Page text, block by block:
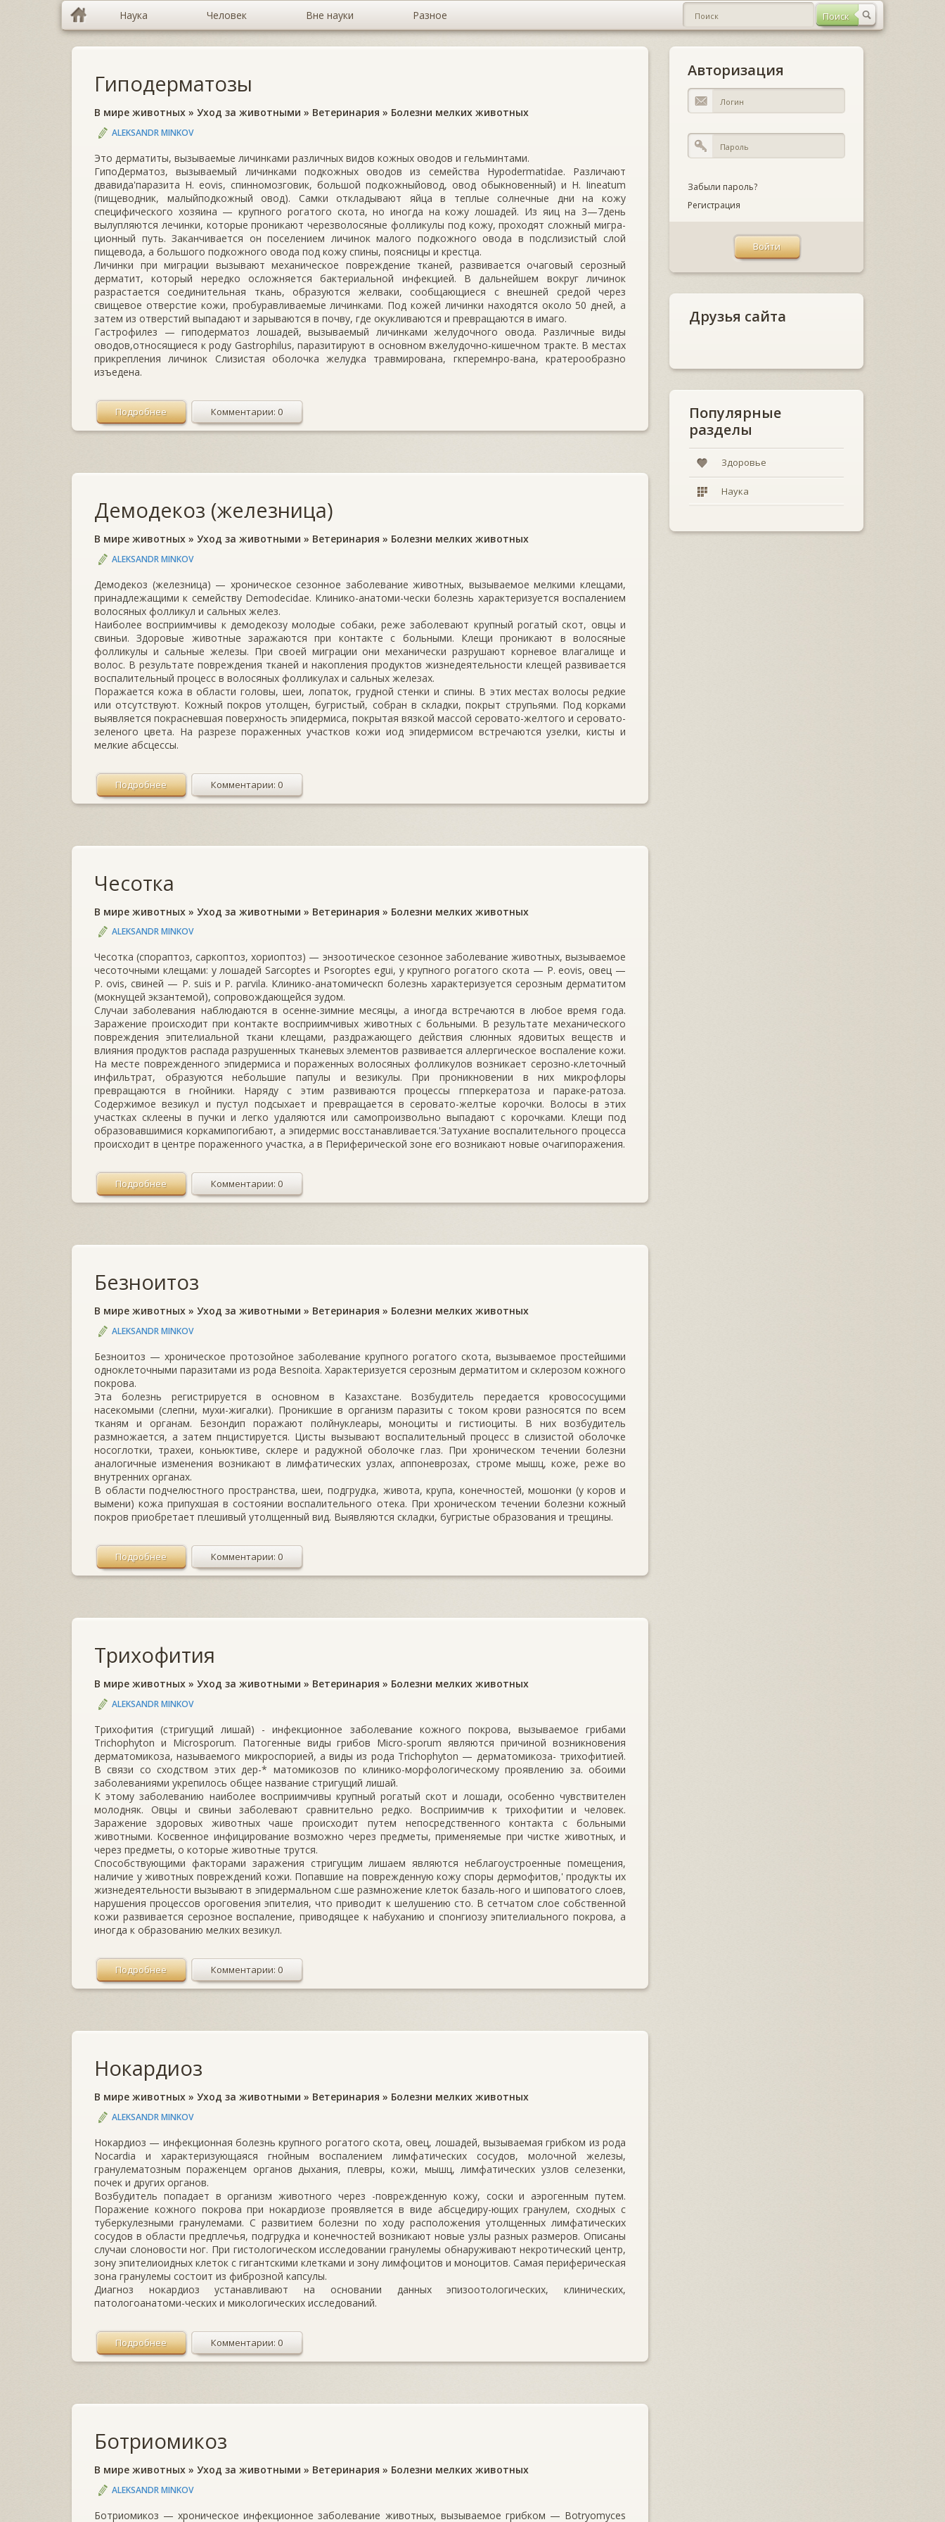
Наука Человек Вне науки Разное
Гиподерматозы
В мире животных » Уход за животными » Ветеринария » Болезни мелких животных
ALEKSANDR MINKOV
Это дерматиты, вызываемые личинками различных видов кожных оводов и гельминтами.
ГипоДерматоз, вызываемый личинками подкож­ных оводов из семейства Hypodermatidae. Различают
двавида'паразита Н. eovis, спинномозговик, большой подкожныйовод, овод обыкновенный) и Н. Iineatum
(пищеводник, малыйподкожный овод). Самки откладывают яйца в теплые сол­нечные дни на кожу
специфического хозяина — крупного ро­гатого скота, но иногда на кожу лошадей. Из яиц на 3—7день
вылупляются лечинки, которые проникают черезволосяные фолликулы под кожу, проходят сложный мигра­
ционный путь. Заканчивается он поселением личинок мало­го подкожного овода в подслизистый слой
пищевода, а боль­шого подкожного овода под кожу спины, поясницы и крестца.
Личинки при миграции вызывают механическое повреж­дение тканей, развивается очаговый серозный
дерматит, ко­торый нередко осложняется бактериальной инфекцией. В дальнейшем вокруг личинок
разрастается соединительная ткань, образуются желваки, сообщающиеся с внешней средой через
свищевое отверстие кожи, пробуравливаемые личин­ками. Под кожей личинки находятся около 50 дней, а
затем из отверстий выпадают и зарываются в почву, где окукли­ваются и превращаются в имаго.
Гастрофилез — гиподерматоз лошадей, вызыва­емый личинками желудочного овода. Различные виды
оводов,относящиеся к роду Gastrophilus, паразитируют в основном вжелудочно-кишечном тракте. В местах
прикрепления личи­нок Слизистая оболочка желудка травмирована, гкперемнро-вана, кратерообразно
изъедена.
Подробнее Комментарии: 0
Демодекоз (железница)
В мире животных » Уход за животными » Ветеринария » Болезни мелких животных
ALEKSANDR MINKOV
Демодекоз (железница) — хроническое сезонное заболевание животных, вызываемое мелкими клещами,
при­надлежащими к семейству Demodecidae. Клинико-анатоми-чески болезнь характеризуется воспалением
волосяных фол­ликул и сальных желез.
Наиболее восприимчивы к демодекозу молодые собаки, реже заболевают крупный рогатый скот, овцы и
свиньи. Здо­ровые животные заражаются при контакте с больными. Кле­щи проникают в волосяные
фолликулы и сальные железы. При своей миграции они механически разрушают корневое влагалище и
волос. В результате повреждения тканей и на­копления продуктов жизнедеятельности клещей развивается
воспалительный процесс в волосяных фолликулах и сальных железах.
Поражается кожа в области головы, шеи, лопаток, груд­ной стенки и спины. В этих местах волосы редкие
или отсут­ствуют. Кожный покров утолщен, бугристый, собран в склад­ки, покрыт струпьями. Под корками
выявляется покраснев­шая поверхность эпидермиса, покрытая вязкой массой серо­вато-желтого и серовато-
зеленого цвета. На разрезе пораженных участков кожи иод эпидермисом встречаются узелки, кисты и
мелкие абсцессы.
Подробнее Комментарии: 0
Чесотка
В мире животных » Уход за животными » Ветеринария » Болезни мелких животных
ALEKSANDR MINKOV
Чесотка (спораптоз, саркоптоз, хориоптоз) — эн­зоотическое сезонное заболевание животных, вызываемое
чесоточными клещами: у лошадей Sarcoptes и Psoroptes egui, у крупного рогатого скота — P. eovis, овец —
P. ovis, сви­ней — P. suis и P. parvila. Клинико-анатомическп болезнь характеризуется серозным дерматитом
(мокнущей экзанте­мой), сопровождающейся зудом.
Случаи заболевания наблюдаются в осенне-зимние меся­цы, а иногда встречаются в любое время года.
Заражение происходит при контакте восприимчивых животных с боль­ными. В результате механического
повреждения эпителиаль­ной ткани клещами, раздражающего действия слюнных ядо­витых веществ и
влияния продуктов распада разрушенных тканевых элементов развивается аллергическое воспаление кожи.
На месте поврежденного эпидермиса и пораженных во­лосяных фолликулов возникает серозно-клеточный
инфильт­рат, образуются небольшие папулы и везикулы. При проник­новении в них микрофлоры
превращаются в гнойники. На­ряду с этим развиваются процессы гпперкератоза и параке-ратоза.
Содержимое везикул и пустул подсыхает и превра­щается в серовато-желтые корочки. Волосы в этих
участках склеены в пучки и легко удаляются или самопроизвольно вы­падают с корочками. Клещи под
образовавшимися коркамипогибают, а эпидермис восстанавливается.'Затухание воспа­лительного процесса
происходит в центре пораженного уча­стка, а в Периферической зоне его возникают новые очагипоражения.
Подробнее Комментарии: 0
Безноитоз
В мире животных » Уход за животными » Ветеринария » Болезни мелких животных
ALEKSANDR MINKOV
Безноитоз — хроническое протозойное заболева­ние крупного рогатого скота, вызываемое простейшими
одноклеточными паразитами из рода Besnoita. Характеризуется серозным дерматитом и склерозом кожного
покрова.
Эта болезнь регистрируется в основном в Казахстане. Возбудитель передается кровососущими
насекомыми (слеп­ни, мухи-жигалки). Проникшие в организм паразиты с током крови разносятся по всем
тканям и органам. Безондип пора­жают полйнуклеары, моноциты и гистиоциты. В них возбу­дитель
размножается, а затем пнцистируется. Цисты вызы­вают воспалительный процесс в слизистой оболочке
носоглот­ки, трахеи, коньюктиве, склере и радужной оболочке глаз. При хроническом течении болезни
аналогичные изменения возникают в лимфатических узлах, аппоневрозах, строме мышц, коже, реже во
внутренних органах.
В области подчелюстного пространства, шеи, подгрудка, живота, крупа, конечностей, мошонки (у коров и
вымени) кожа припухшая в состоянии воспалительного отека. При хроническом течении болезни кожный
покров приобретает плешивый утолщенный вид. Выявляются складки, бугристые образования и трещины.
Подробнее Комментарии: 0
Трихофития
В мире животных » Уход за животными » Ветеринария » Болезни мелких животных
ALEKSANDR MINKOV
Трихофития (стригущий лишай) - инфекцион­ное заболевание кожного покрова, вызываемое грибами
Trichophyton и Microsporum. Патогенные виды грибов Micro-sporum являются причиной возникновения
дерматомикоза, называемого микроспорией, а виды из рода Trichophyton — дерматомикоза- трихофитией.
В связи со сходством этих дер-* матомикозов по клинико-морфологическому проявлению за. обоими
заболеваниями укрепилось общее название стригу­щий лишай.
К этому заболеванию наиболее восприимчивы крупный рогатый скот и лошади, особенно чувствителен
молодняк. Ов­цы и свиньи заболевают сравнительно редко. Восприимчив к трихофитии и человек.
Заражение здоровых животных ча­ше происходит путем непосредственного контакта с больны­ми
животными. Косвенное инфицирование возможно через предметы, применяемые при чистке животных, и
через пред­меты, о которые животные трутся.
Способствующими факторами заражения стригущим ли­шаем являются неблагоустроенные помещения,
наличие у жи­вотных повреждений кожи. Попавшие на поврежденную ко­жу споры дермофитов,' продукты их
жизнедеятельности вы­зывают в эпидермальном с.ше размножение клеток базаль-ного и шиповатого слоев,
нарушения процессов ороговения эпителия, что приводит к шелушению сто. В сетчатом слое собственной
кожи развивается серозное воспаление, приводя­щее к набуханию и спонгиозу эпителиального покрова, а
иногда к образованию мелких везикул.
Подробнее Комментарии: 0
Нокардиоз
В мире животных » Уход за животными » Ветеринария » Болезни мелких животных
ALEKSANDR MINKOV
Нокардиоз — инфекционная болезнь крупного ро­гатого скота, овец, лошадей, вызываемая грибком из рода
Nocardia и характеризующаяся гнойным воспалением лимфа­тических сосудов, молочной железы,
гранулематозным пора­женцем органов дыхания, плевры, кожи, мышц, лимфатиче­ских узлов селезенки,
почек и других органов.
Возбудитель попадает в организм животного через -повре­жденную кожу, соски и аэрогенным путем.
Поражение кож­ного покрова при нокардиозе проявляется в виде абсцедиру-ющих гранулем, сходных с
туберкулезными гранулемами. С развитием болезни по ходу расположения утолщенных лим­фатических
сосудов в области предплечья, подгрудка и конеч­ностей возникают новые узлы разных размеров. Описаны
слу­чаи слоновости ног. При гистологическом исследовании гра­нулемы обнаруживают некротический центр,
зону эпителиоид­ных клеток с гигантскими клетками и зону лимфоцитов и мо­ноцитов. Самая периферическая
зона гранулемы состоит из фиброзной капсулы.
Диагноз нокардиоз устанавливают на основании данных эпизоотологических, клинических,
патологоанатоми-ческих и микологических исследований.
Подробнее Комментарии: 0
Ботриомикоз
В мире животных » Уход за животными » Ветеринария » Болезни мелких животных
ALEKSANDR MINKOV
Ботриомикоз — хроническое инфекционное забо­левание животных, вызываемое грибком — Botryomyces
Авторизация
Забыли пароль?
Регистрация
Друзья сайта
Популярные
разделы
Здоровье
Наука